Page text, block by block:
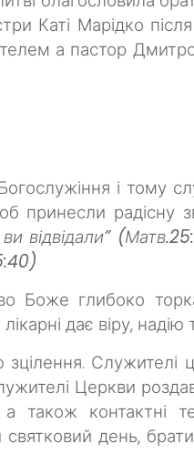
Каті Марідко
а пастор
і тому
принесли радісну
відвідали”
Боже глибоко
дає віру,
Служителі
Церкви
також контактні
день,